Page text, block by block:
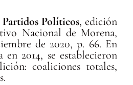
Políticos, edición
Nacional de Morena,
de 2020, p. 66. En
en 2014, se establecieron
coaliciones totales,